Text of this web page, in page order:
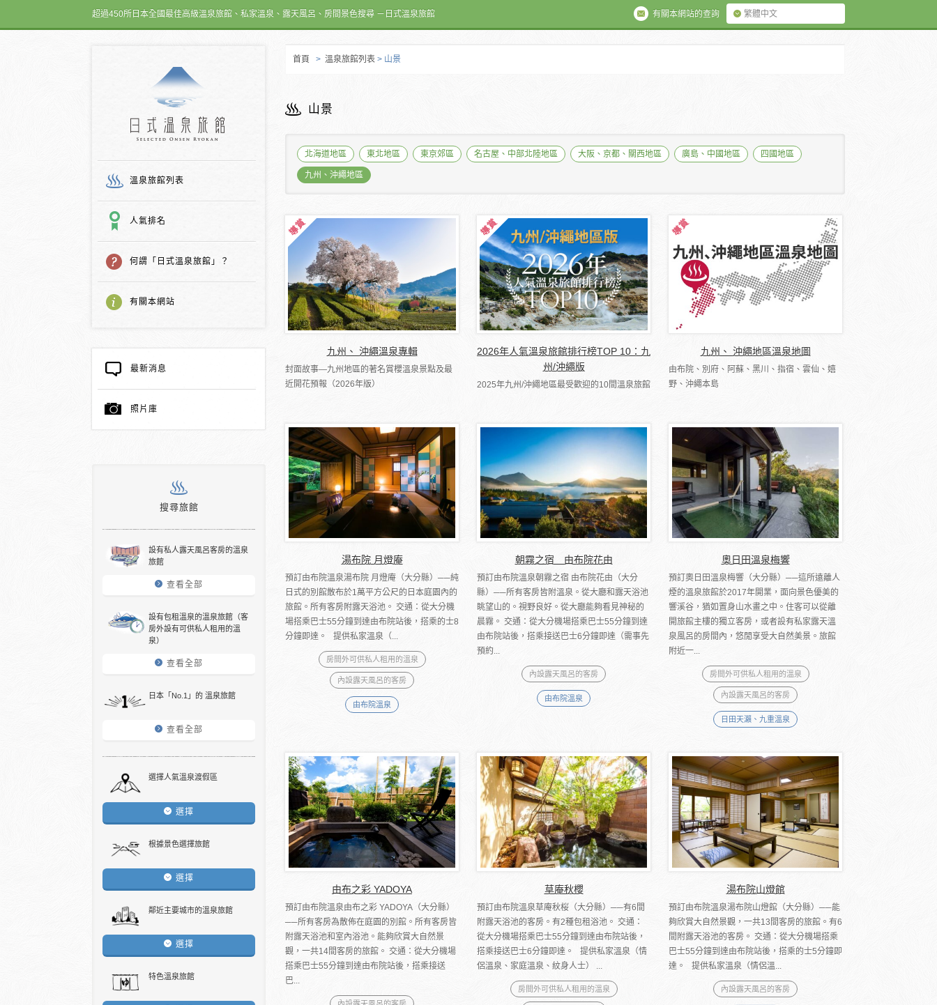
超過450所日本全國最佳高級溫泉旅館、私家溫泉、露天風呂、房間景色搜尋 －日式溫泉旅館 繁體中文
有關本網站的查詢
溫泉旅館列表
人氣排名
何謂「日式溫泉旅館」？
有關本網站
最新消息
照片庫
搜尋旅館
設有私人露天風呂客房的溫泉
旅館
查看全部
設有包租溫泉的溫泉旅館（客
房外設有可供私人租用的溫
泉）
查看全部
日本「No.1」的 溫泉旅館
查看全部
選擇人氣溫泉渡假區
選擇
根據景色選擇旅館
選擇
鄰近主要城市的溫泉旅館
選擇
特色溫泉旅館
首頁 > 溫泉旅館列表 > 山景
山景
北海道地區 東北地區 東京郊區 名古屋、中部北陸地區 大阪、京都、關西地區 廣島、中國地區 四國地區
九州、沖繩地區
九州、 沖繩溫泉專輯
封面故事―九州地區的著名賞櫻溫泉景點及最
近開花預報（2026年版）
2026年人氣溫泉旅館排行榜TOP 10：九
州/沖繩版
2025年九州/沖繩地區最受歡迎的10間溫泉旅館
九州、 沖繩地區溫泉地圖
由布院、別府、阿蘇、黑川、指宿、雲仙、嬉
野、沖繩本島
湯布院 月燈庵
預訂由布院溫泉湯布院 月燈庵（大分縣）──純
日式的別館散布於1萬平方公尺的日本庭園內的
旅館。所有客房附露天浴池。 交通：從大分機
場搭乘巴士55分鐘到達由布院站後，搭乘的士8
分鐘即達。 提供私家溫泉（...
房間外可供私人租用的溫泉
內設露天風呂的客房
由布院溫泉
朝霧之宿 由布院花由
預訂由布院溫泉朝霧之宿 由布院花由（大分
縣）──所有客房皆附溫泉。從大廳和露天浴池
眺望山的。視野良好。從大廳能夠看見神秘的
晨霧。 交通：從大分機場搭乘巴士55分鐘到達
由布院站後，搭乘接送巴士6分鐘即達（需事先
預約...
內設露天風呂的客房
由布院溫泉
奧日田溫泉梅響
預訂奧日田溫泉梅響（大分縣）──這所遠離人
煙的溫泉旅館於2017年開業，面向景色優美的
響溪谷，猶如置身山水畫之中。住客可以從離
開旅館主樓的獨立客房，或者設有私家露天溫
泉風呂的房間內，悠閒享受大自然美景。旅館
附近一...
房間外可供私人租用的溫泉
內設露天風呂的客房
日田天瀨、九重溫泉
由布之彩 YADOYA
預訂由布院溫泉由布之彩 YADOYA（大分縣）
──所有客房為散佈在庭園的別館。所有客房皆
附露天浴池和室內浴池。能夠欣賞大自然景
觀，一共14間客房的旅館。 交通：從大分機場
搭乘巴士55分鐘到達由布院站後，搭乘接送
巴...
草庵秋櫻
預訂由布院溫泉草庵秋桜（大分縣）──有6間
附露天浴池的客房。有2種包租浴池。 交通：
從大分機場搭乘巴士55分鐘到達由布院站後，
搭乘接送巴士6分鐘即達。 提供私家溫泉（情
侶溫泉、家庭溫泉、紋身人士） ...
房間外可供私人租用的溫泉
湯布院山燈館
預訂由布院溫泉湯布院山燈館（大分縣）──能
夠欣賞大自然景觀，一共13間客房的旅館。有6
間附露天浴池的客房。 交通：從大分機場搭乘
巴士55分鐘到達由布院站後，搭乘的士5分鐘即
達。 提供私家溫泉（情侶溫...
內設露天風呂的客房